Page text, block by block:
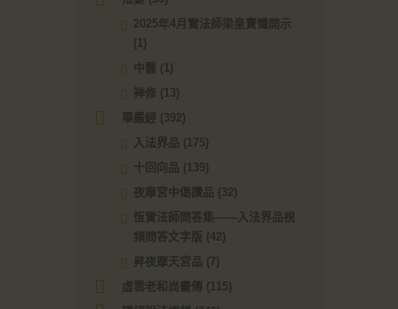
2025年4月實法師梁皇寶懺開示
(1)
中醫 (1)
禅修 (13)
華嚴經 (392)
入法界品 (175)
十回向品 (139)
夜摩宮中偈讚品 (32)
恆實法師問答集——入法界品視
頻問答文字版 (42)
昇夜摩天宮品 (7)
虛雲老和尚畫傳
(115)